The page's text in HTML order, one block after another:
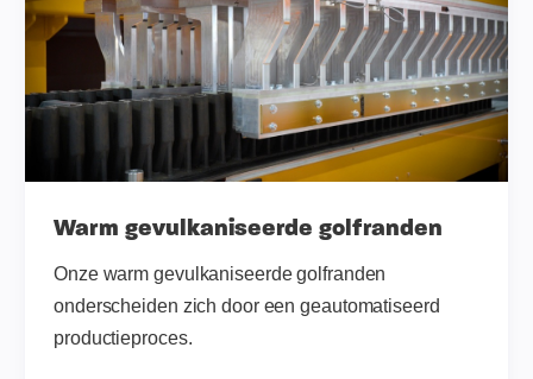
Warm gevulkaniseerde golfranden
Onze warm gevulkaniseerde golfranden
onderscheiden zich door een geautomatiseerd
productieproces.